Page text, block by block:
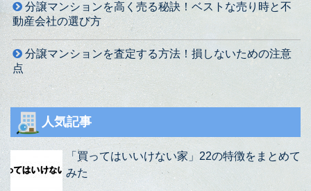
分譲マンションを高く売る秘訣！ベストな売り時と不
動産会社の選び方
分譲マンションを査定する方法！損しないための注意
点
人気記事
「買ってはいいけない家」22の特徴をまとめて
みた